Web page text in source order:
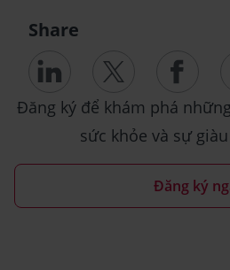
Share
Đăng ký để khám phá
sức khỏe và sự
Đăng ký